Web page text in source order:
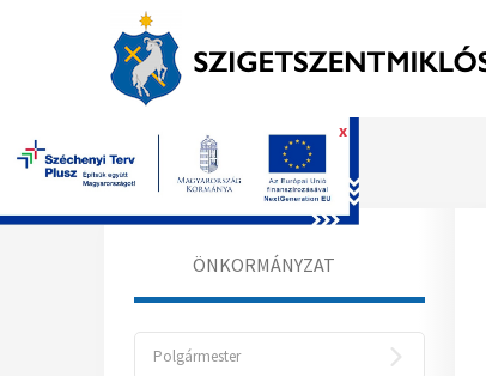
x
Főoldal
ÖNKORMÁNYZAT
Polgármester